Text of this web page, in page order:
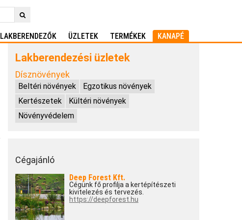
LAKBERENDEZŐK ÜZLETEK TERMÉKEK KANAPÉ
Lakberendezési üzletek
Dísznövények
Beltéri növények
Egzotikus növények
Kertészetek
Kültéri növények
Növényvédelem
Cégajánló
Deep Forest Kft.
Cégünk fő profilja a kertépítészeti
kivitelezés és tervezés.
https://deepforest.hu